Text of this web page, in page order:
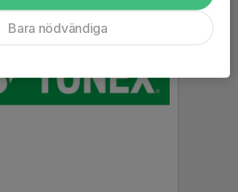
Bara nödvändiga